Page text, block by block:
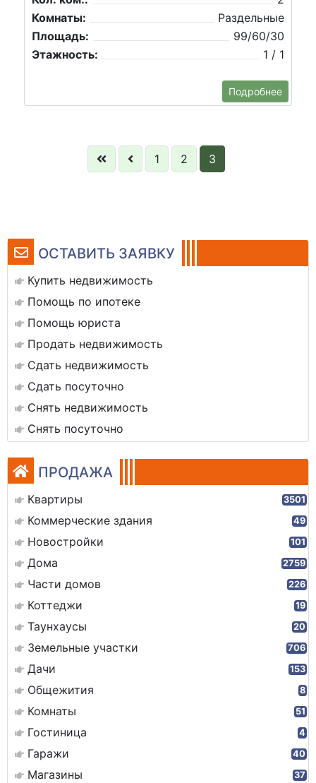
ОСТАВИТЬ ЗАЯВКУ
Купить недвижимость
Помощь по ипотеке
Помощь юриста
Продать недвижимость
Сдать недвижимость
Сдать посуточно
Снять недвижимость
Снять посуточно
ПРОДАЖА
Квартиры 3501
Коммерческие здания 49
Новостройки 101
Дома 2759
Части домов 226
Коттеджи 19
Таунхаусы 20
Земельные участки 706
Дачи 153
Общежития 8
Комнаты 51
Гостиница 4
Гаражи 40
Магазины 37
Комнаты:
Раздельные
Площадь:
99/60/30
Этажность:
1 / 1
Подробнее
1 2 3